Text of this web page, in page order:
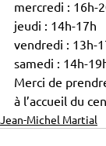
mercredi : 16h-
jeudi : 14h-17h
vendredi : 13h-
samedi : 14h-
Merci de
à l’accueil du
Jean-Michel Martial